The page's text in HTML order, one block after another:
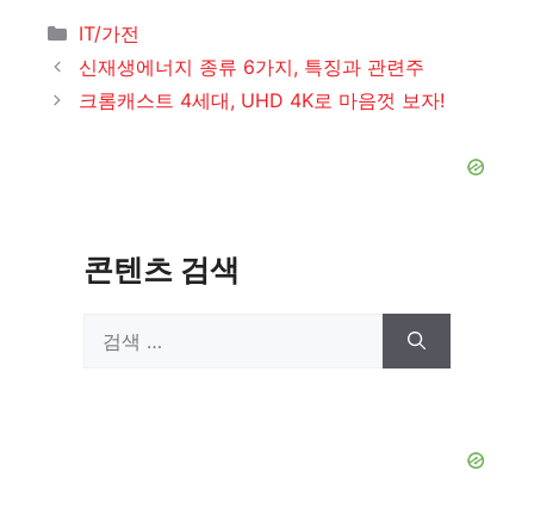
카
테
리
IT/가전
신재생에너지 종류 6가지, 특징과 관련주
크롬캐스트 4세대, UHD 4K로 마음껏 보자!
콘텐츠 검색